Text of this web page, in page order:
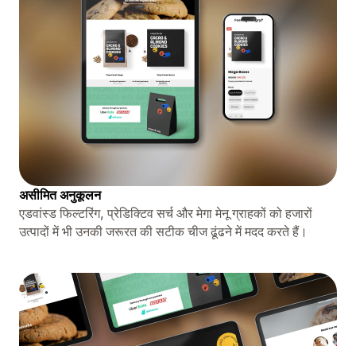
असीमित अनुकूलन
एडवांस्ड फिल्टरिंग, प्रेडिक्टिव सर्च और मेगा मेनू ग्राहकों को हजारों
उत्पादों में भी उनकी जरूरत की सटीक चीज ढूंढने में मदद करते हैं।